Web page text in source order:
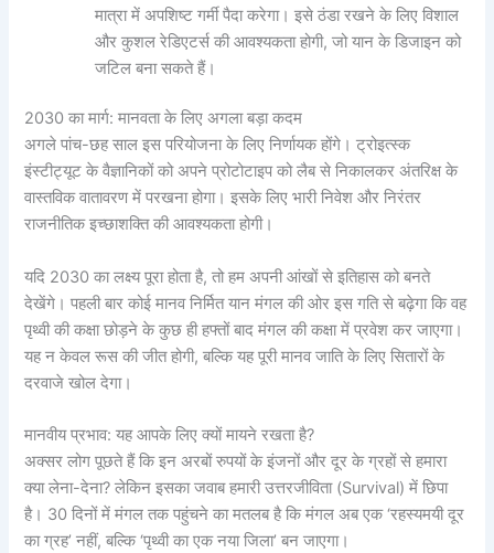
मात्रा में अपशिष्ट गर्मी पैदा करेगा। इसे ठंडा रखने के लिए विशाल
और कुशल रेडिएटर्स की आवश्यकता होगी, जो यान के डिजाइन को
जटिल बना सकते हैं।
2030 का मार्ग: मानवता के लिए अगला बड़ा कदम
अगले पांच-छह साल इस परियोजना के लिए निर्णायक होंगे। ट्रोइत्स्क
इंस्टीट्यूट के वैज्ञानिकों को अपने प्रोटोटाइप को लैब से निकालकर अंतरिक्ष के
वास्तविक वातावरण में परखना होगा। इसके लिए भारी निवेश और निरंतर
राजनीतिक इच्छाशक्ति की आवश्यकता होगी।
यदि 2030 का लक्ष्य पूरा होता है, तो हम अपनी आंखों से इतिहास को बनते
देखेंगे। पहली बार कोई मानव निर्मित यान मंगल की ओर इस गति से बढ़ेगा कि वह
पृथ्वी की कक्षा छोड़ने के कुछ ही हफ्तों बाद मंगल की कक्षा में प्रवेश कर जाएगा।
यह न केवल रूस की जीत होगी, बल्कि यह पूरी मानव जाति के लिए सितारों के
दरवाजे खोल देगा।
मानवीय प्रभाव: यह आपके लिए क्यों मायने रखता है?
अक्सर लोग पूछते हैं कि इन अरबों रुपयों के इंजनों और दूर के ग्रहों से हमारा
क्या लेना-देना? लेकिन इसका जवाब हमारी उत्तरजीविता (Survival) में छिपा
है। 30 दिनों में मंगल तक पहुंचने का मतलब है कि मंगल अब एक ‘रहस्यमयी दूर
का ग्रह’ नहीं, बल्कि ‘पृथ्वी का एक नया जिला’ बन जाएगा।